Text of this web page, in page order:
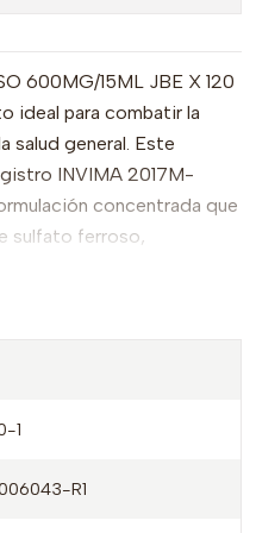
600MG/15ML JBE X 120
ideal para combatir la
salud general. Este
INVIMA 2017M-
concentrada que
sulfato ferroso,
rojos y
de LAPROFF es
ml garantiza un suministro
1
R1